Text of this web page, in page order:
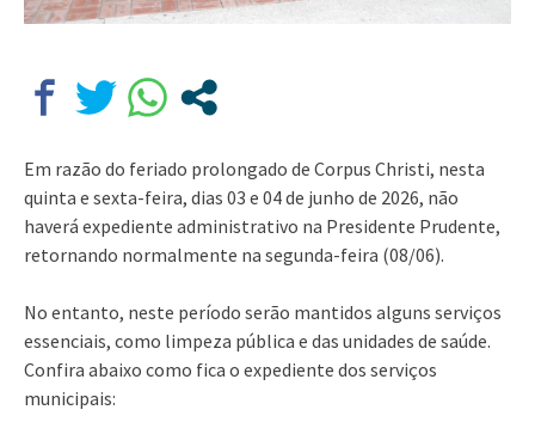
Em razão do feriado prolongado de Corpus Christi, nesta
quinta e sexta-feira, dias 03 e 04 de junho de 2026, não
haverá expediente administrativo na Presidente Prudente,
retornando normalmente na segunda-feira (08/06).
No entanto, neste período serão mantidos alguns serviços
essenciais, como limpeza pública e das unidades de saúde.
Confira abaixo como fica o expediente dos serviços
municipais: